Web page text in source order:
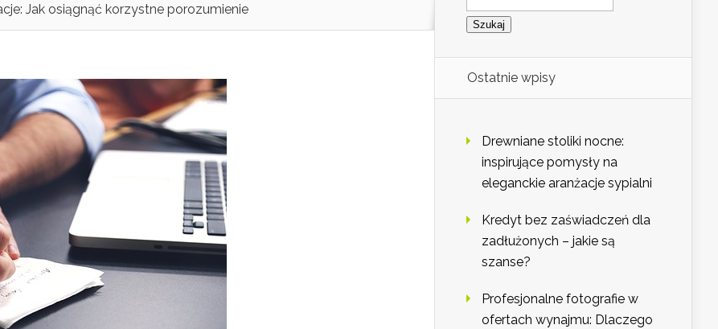
Jak osiągnąć korzystne porozumienie
Ostatnie wpisy
Drewniane stoliki nocne:
inspirujące pomysły na
eleganckie aranżacje sypialni
Kredyt bez zaświadczeń dla
zadłużonych – jakie są
szanse?
Profesjonalne fotografie w
ofertach wynajmu: Dlaczego